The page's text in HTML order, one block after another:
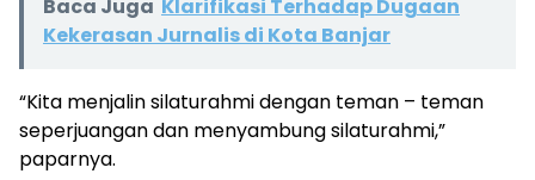
Baca Juga Klarifikasi Terhadap Dugaan
Kekerasan Jurnalis di Kota Banjar
“Kita menjalin silaturahmi dengan teman – teman
seperjuangan dan menyambung silaturahmi,”
paparnya.